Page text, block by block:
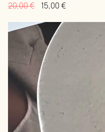
20,00€ 15,00€